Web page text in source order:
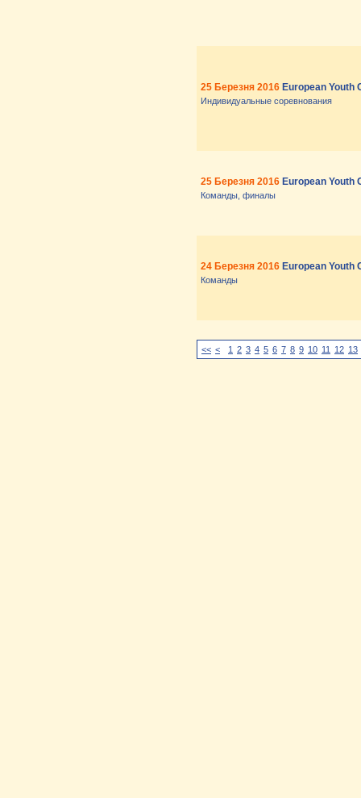
25 Березня 2016 European Youth
Индивидуальные соревнования
25 Березня 2016 European Youth
Команды, финалы
24 Березня 2016 European Youth
Команды
<< < 1 2 3 4 5 6 7 8 9 10 11 12 13